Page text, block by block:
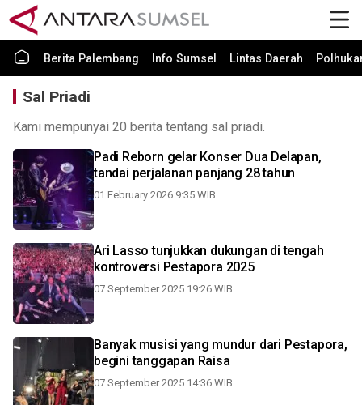
Berita Palembang Info Sumsel Lintas Daerah
Sal Priadi
Kami mempunyai 20 berita tentang sal priadi.
Padi Reborn gelar Konser Dua Delapan,
tandai perjalanan panjang 28 tahun
01 February 2026 9:35 WIB
Ari Lasso tunjukkan dukungan di tengah
kontroversi Pestapora 2025
07 September 2025 19:26 WIB
Banyak musisi yang mundur dari Pestapora,
begini tanggapan Raisa
07 September 2025 14:36 WIB